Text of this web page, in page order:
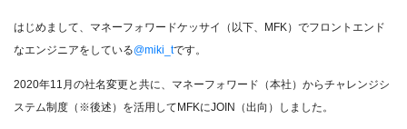
はじめまして、マネーフォワードケッサイ（以下、MFK）でフロントエンド
なエンジニアをしている@miki_tです。
2020年11月の社名変更と共に、マネーフォワード（本社）からチャレンジシ
ステム制度（※後述）を活用してMFKにJOIN（出向）しました。